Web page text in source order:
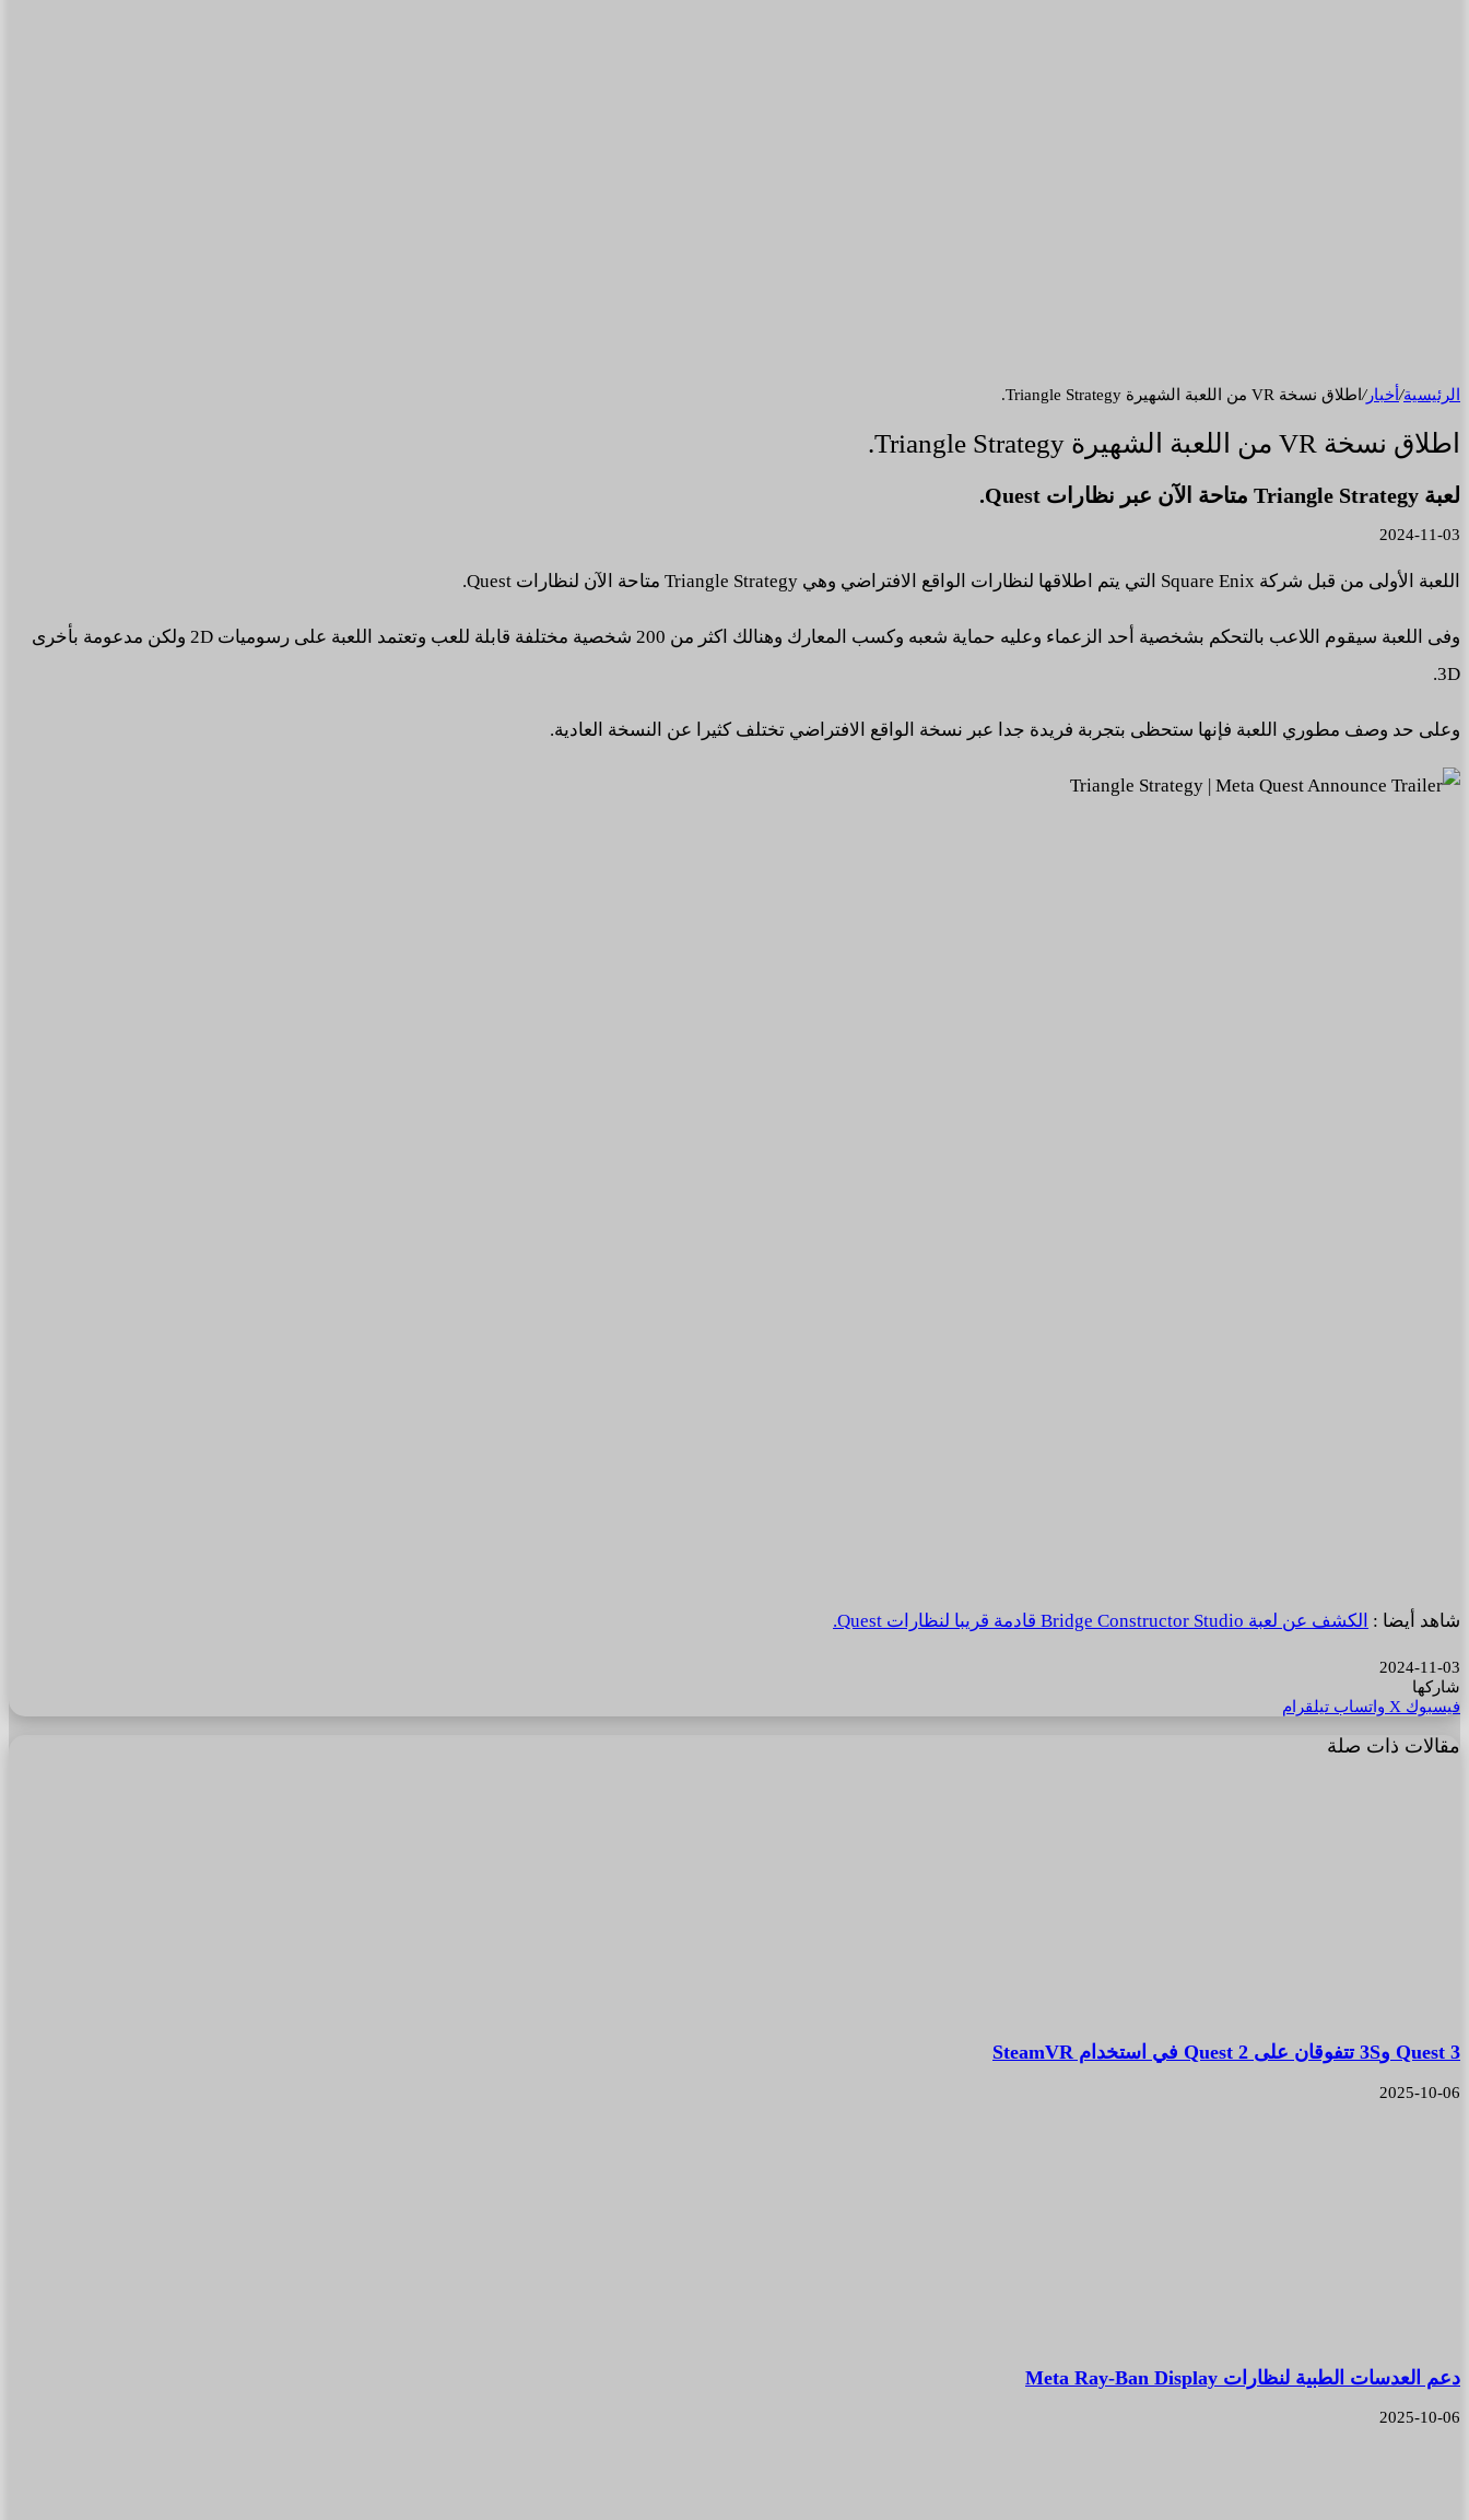
الرئيسية/ أخبار/ اطلاق نسخة VR من اللعبة الشهيرة Triangle Strategy.
اطلاق نسخة VR من اللعبة الشهيرة Triangle Strategy.
لعبة Triangle Strategy متاحة الآن عبر نظارات Quest.
2024-11-03
اللعبة الأولى من قبل شركة Square Enix التي يتم اطلاقها لنظارات الواقع الافتراضي وهي Triangle Strategy متاحة الآن لنظارات Quest.
وفى اللعبة سيقوم اللاعب بالتحكم بشخصية أحد الزعماء وعليه حماية شعبه وكسب المعارك وهنالك اكثر من 200 شخصية مختلفة قابلة للعب وتعتمد اللعبة على رسوميات 2D ولكن مدعومة بأخرى
3D.
وعلى حد وصف مطوري اللعبة فإنها ستحظى بتجربة فريدة جدا عبر نسخة الواقع الافتراضي تختلف كثيرا عن النسخة العادية.
شاهد أيضا : الكشف عن لعبة Bridge Constructor Studio قادمة قريبا لنظارات Quest.
2024-11-03
شاركها
فيسبوك ‫X واتساب تيلقرام
مقالات ذات صلة
Quest 3 و3S تتفوقان على Quest 2 في استخدام SteamVR
2025-10-06
دعم العدسات الطبية لنظارات Meta Ray-Ban Display
2025-10-06